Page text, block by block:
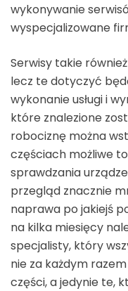
wykonywanie
wyspecjalizowane
Serwisy takie
lecz te dotyczyć
wykonanie usługi i
które znalezione
robociznę można
częściach możliwe
sprawdzania
przegląd znacznie
naprawa po jakiejś
na kilka miesięcy
specjalisty, który
nie za każdym
części, a jedynie te,